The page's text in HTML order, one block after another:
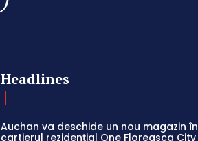
Headlines
Auchan va deschide un nou magazin în
cartierul rezidențial One Floreasca City